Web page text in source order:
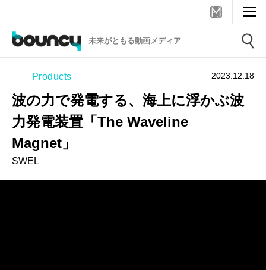
未来がともる動画メディア
Products 2023.12.18
波の力で発電する、海上に浮かぶ波
力発電装置「The Waveline
Magnet」
SWEL